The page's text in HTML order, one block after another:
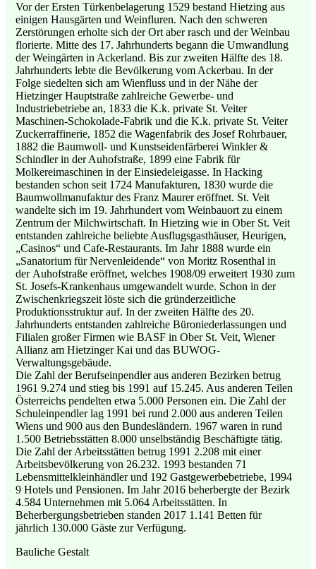
Vor der Ersten Türkenbelagerung 1529 bestand Hietzing aus
einigen Hausgärten und Weinfluren. Nach den schweren
Zerstörungen erholte sich der Ort aber rasch und der Weinbau
florierte. Mitte des 17. Jahrhunderts begann die Umwandlung
der Weingärten in Ackerland. Bis zur zweiten Hälfte des 18.
Jahrhunderts lebte die Bevölkerung vom Ackerbau. In der
Folge siedelten sich am Wienfluss und in der Nähe der
Hietzinger Hauptstraße zahlreiche Gewerbe- und
Industriebetriebe an, 1833 die K.k. private St. Veiter
Maschinen-Schokolade-Fabrik und die K.k. private St. Veiter
Zuckerraffinerie, 1852 die Wagenfabrik des Josef Rohrbauer,
1882 die Baumwoll- und Kunstseidenfärberei Winkler &
Schindler in der Auhofstraße, 1899 eine Fabrik für
Molkereimaschinen in der Einsiedeleigasse. In Hacking
bestanden schon seit 1724 Manufakturen, 1830 wurde die
Baumwollmanufaktur des Franz Maurer eröffnet. St. Veit
wandelte sich im 19. Jahrhundert vom Weinbauort zu einem
Zentrum der Milchwirtschaft. In Hietzing wie in Ober St. Veit
entstanden zahlreiche beliebte Ausflugsgasthäuser, Heurigen,
„Casinos“ und Cafe-Restaurants. Im Jahr 1888 wurde ein
„Sanatorium für Nervenleidende“ von Moritz Rosenthal in
der Auhofstraße eröffnet, welches 1908/09 erweitert 1930 zum
St. Josefs-Krankenhaus umgewandelt wurde. Schon in der
Zwischenkriegszeit löste sich die gründerzeitliche
Produktionsstruktur auf. In der zweiten Hälfte des 20.
Jahrhunderts entstanden zahlreiche Büroniederlassungen und
Filialen großer Firmen wie BASF in Ober St. Veit, Wiener
Allianz am Hietzinger Kai und das BUWOG-
Verwaltungsgebäude.
Die Zahl der Berufseinpendler aus anderen Bezirken betrug
1961 9.274 und stieg bis 1991 auf 15.245. Aus anderen Teilen
Österreichs pendelten etwa 5.000 Personen ein. Die Zahl der
Schuleinpendler lag 1991 bei rund 2.000 aus anderen Teilen
Wiens und 900 aus den Bundesländern. 1967 waren in rund
1.500 Betriebsstätten 8.000 unselbständig Beschäftigte tätig.
Die Zahl der Arbeitsstätten betrug 1991 2.208 mit einer
Arbeitsbevölkerung von 26.232. 1993 bestanden 71
Lebensmittelkleinhändler und 192 Gastgewerbebetriebe, 1994
9 Hotels und Pensionen. Im Jahr 2016 beherbergte der Bezirk
4.584 Unternehmen mit 5.064 Arbeitsstätten. In
Beherbergungsbetrieben standen 2017 1.141 Betten für
jährlich 130.000 Gäste zur Verfügung.
Bauliche Gestalt